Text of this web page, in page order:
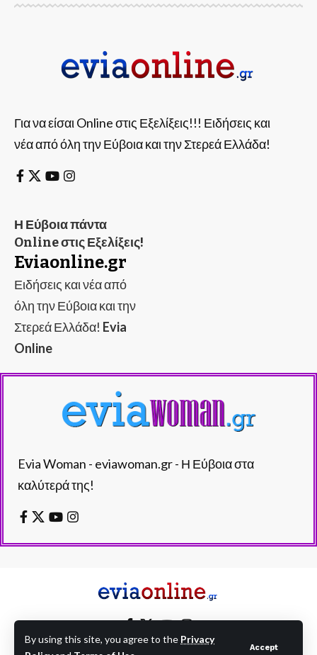
By using this site, you agree to the Privacy
Accept
Για να είσαι Online στις Εξελίξεις!!! Ειδήσεις και
νέα από όλη την Εύβοια και την Στερεά Ελλάδα!
Η Εύβοια πάντα
Online στις Εξελίξεις!
Eviaonline.gr
Ειδήσεις και νέα από
όλη την Εύβοια και την
Στερεά Ελλάδα! Evia
Online
Evia Woman - eviawoman.gr - Η Εύβοια στα
καλύτερά της!